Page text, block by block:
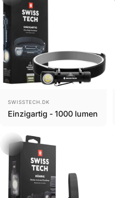
Brand
SWISSTECH.DK
Einzigartig - 1000 lumen